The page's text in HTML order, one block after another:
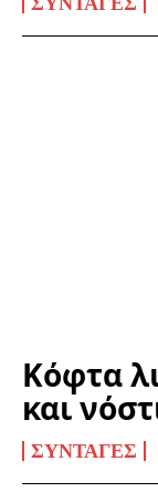
Κόφτα
και
ΣΥΝΤΑΓΈΣ